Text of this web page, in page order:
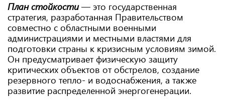
План стойкости— это государственная
стратегия, разработанная Правительством
совместно с областными военными
администрациями и местными властями для
подготовки страны к кризисным условиям зимой.
Он предусматривает физическую защиту
критических объектов от обстрелов, создание
резервного тепло- и водоснабжения, а также
развитие распределенной энергогенерации.